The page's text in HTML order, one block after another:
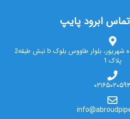
ابرود پایپ
تهران، بازار آهن، شاد آباد، هفده شهریور، بلوار طاووس بلوک b نبش طبقه2
پلاک 1